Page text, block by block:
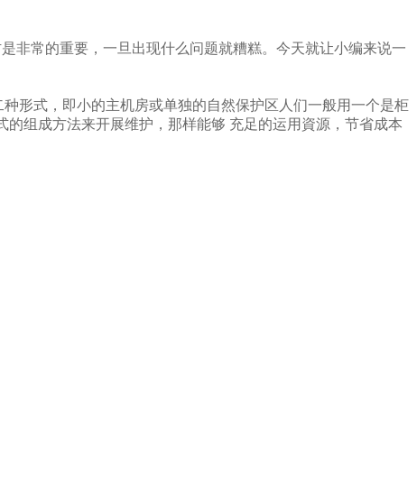
非常的重要，一旦出现什么问题就糟糕。今天就让小编来说一
形式，即小的主机房或单独的自然保护区人们一般用一个是柜
组成方法来开展维护，那样能够 充足的运用資源，节省成本